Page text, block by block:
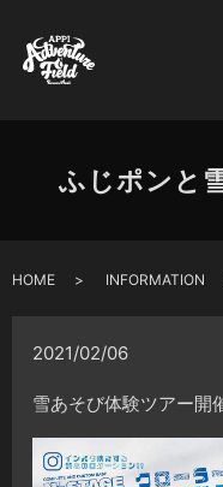
ふじポンと
HOME INFORMATION
2021/02/06
雪あそび体験ツアー開